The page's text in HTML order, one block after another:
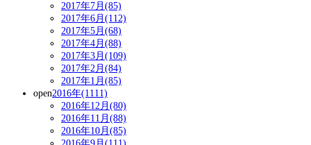
2017年7月(85)
2017年6月(112)
2017年5月(68)
2017年4月(88)
2017年3月(109)
2017年2月(84)
2017年1月(85)
open2016年(1111)
2016年12月(80)
2016年11月(88)
2016年10月(85)